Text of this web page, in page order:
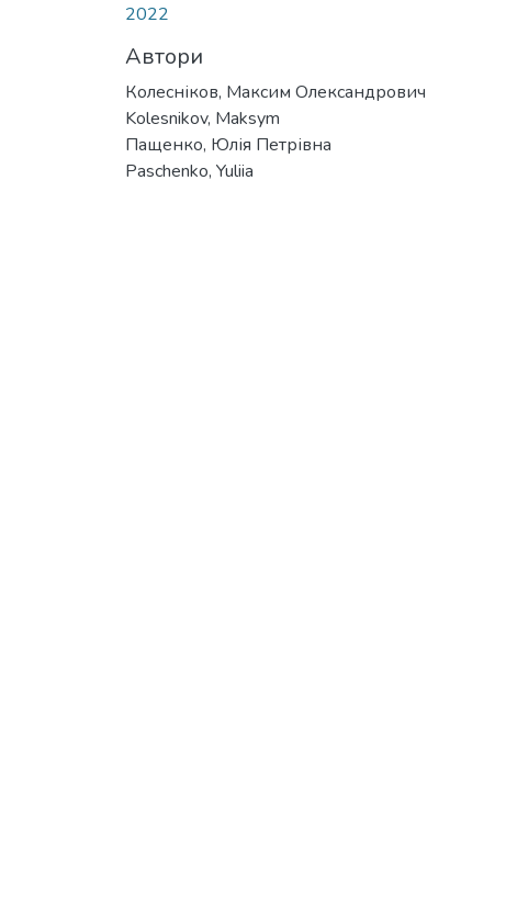
2022
Автори
Колесніков, Максим Олександрович
Kolesnikov, Maksym
Пащенко, Юлія Петрівна
Paschenko, Yuliia